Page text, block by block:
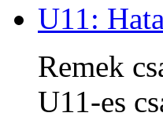
U11:
Remek
U11-es